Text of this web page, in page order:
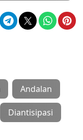
Andalan
Diantisipasi